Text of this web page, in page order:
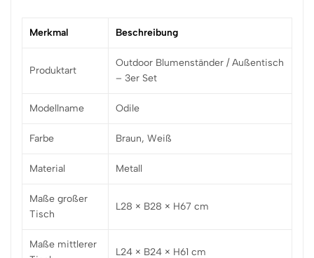
Merkmal Beschreibung
Produktart
Outdoor Blumenständer / Außentisch
– 3er Set
Modellname Odile
Farbe Braun, Weiß
Material Metall
Maße großer
Tisch
L28 × B28 × H67 cm
Maße mittlerer
L24 × B24 × H61 cm